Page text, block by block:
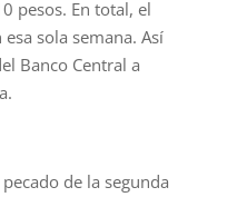
pesos. En total, el
sola semana. Así
Banco Central a
de la segunda